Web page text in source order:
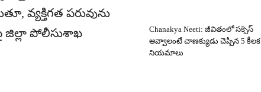
వ్యక్తిగత పరువును
జిల్లా పోలీసుశాఖ
Chanakya Neeti: జీవితంలో సక్సెస్
అవ్వాలంటే చాణక్యుడు చెప్పిన 5 కీలక
నియమాలు